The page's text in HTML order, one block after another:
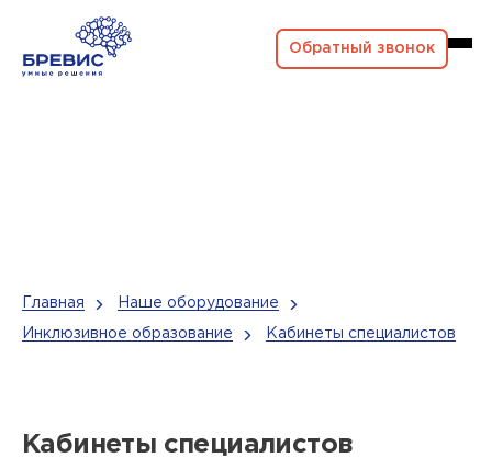
Обратный звонок
Главная Наше оборудование
Инклюзивное образование Кабинеты специалистов
Кабинеты специалистов